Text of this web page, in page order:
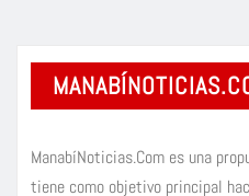
ManabíNoticias.Com es una
tiene como objetivo principal